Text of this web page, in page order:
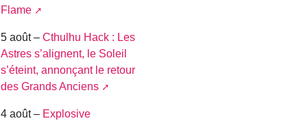
Flame
5 août –Cthulhu Hack : Les
Astres s’alignent, le Soleil
s’éteint, annonçant le retour
des Grands Anciens
4 août – Explosive